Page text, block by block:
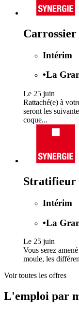
Intérim
•La
Le 25 juin
Rattaché(e) à
seront les
coque...
Stratifieur
Intérim
•La
Le 25 juin
Vous serez
moule, les
Voir toutes les offres
L'emploi par